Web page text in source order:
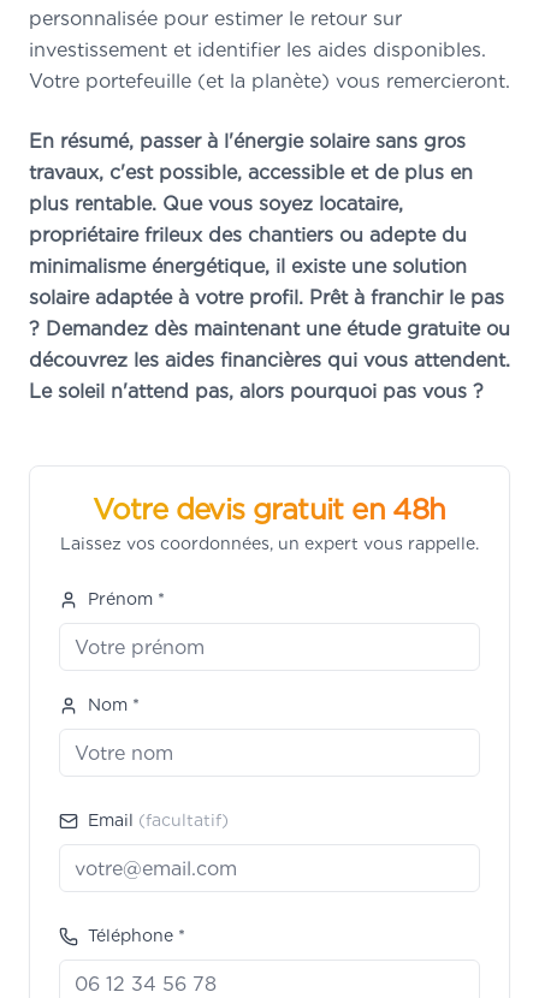
personnalisée pour estimer le retour sur
investissement et identifier les aides disponibles.
Votre portefeuille (et la planète) vous remercieront.
En résumé, passer à l'énergie solaire sans gros
travaux, c'est possible, accessible et de plus en
plus rentable. Que vous soyez locataire,
propriétaire frileux des chantiers ou adepte du
minimalisme énergétique, il existe une solution
solaire adaptée à votre profil. Prêt à franchir le pas
? Demandez dès maintenant une étude gratuite ou
découvrez les aides financières qui vous attendent.
Le soleil n'attend pas, alors pourquoi pas vous ?
Votre devis gratuit en 48h
Laissez vos coordonnées, un expert vous rappelle.
Prénom *
Nom *
Email (facultatif)
Téléphone *